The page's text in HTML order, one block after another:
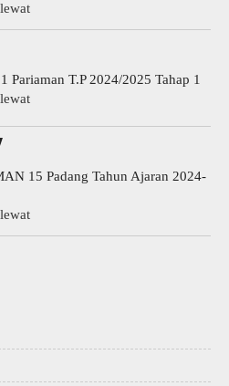
Pariaman T.P 2024/2025 Tahap 1
15 Padang Tahun Ajaran 2024-